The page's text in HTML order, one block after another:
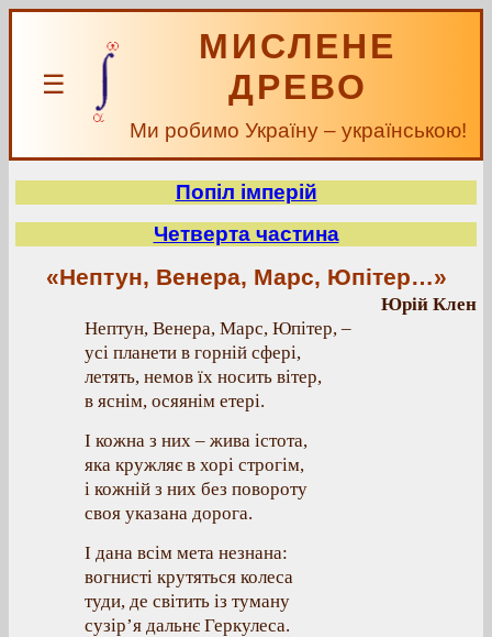
☰
МИСЛЕНЕ
ДРЕВО
Ми робимо Україну – українською!
Попіл імперій
Четверта частина
«Нептун, Венера, Марс, Юпітер…»
Юрій Клен
Нептун, Венера, Марс, Юпітер, –
усі планети в горній сфері,
летять, немов їх носить вітер,
в яснім, осяянім етері.
І кожна з них – жива істота,
яка кружляє в хорі строгім,
і кожній з них без повороту
своя указана дорога.
І дана всім мета незнана:
вогнисті крутяться колеса
туди, де світить із туману
сузір’я дальнє Геркулеса.